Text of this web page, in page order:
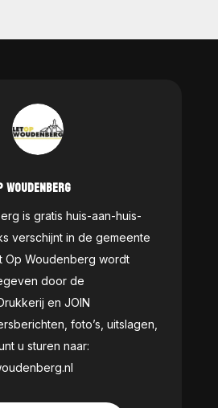
is gratis huis-aan-huis-
verschijnt in de gemeente
Op Woudenberg wordt
door de
en JOIN
foto’s, uitslagen,
u sturen naar: